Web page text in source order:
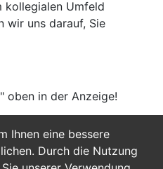
Ihnen eine bessere
Durch die Nutzung
kollegialen Umfeld
wir uns darauf, Sie
oben in der Anzeige!